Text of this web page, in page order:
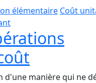
élémentaire Coût
manière qui ne